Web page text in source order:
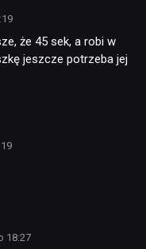
że 45 sek, a robi w
jeszcze potrzeba jej
18:27